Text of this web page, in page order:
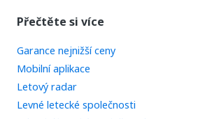
Přečtěte si více
Garance nejnižší ceny
Mobilní aplikace
Letový radar
Levné letecké společnosti